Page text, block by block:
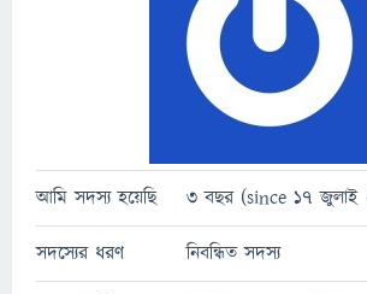
আমি সদস্য হয়েছি 3 বছর (since 17 জুলাই
সদস্যের ধরণ নিবন্ধিত সদস্য